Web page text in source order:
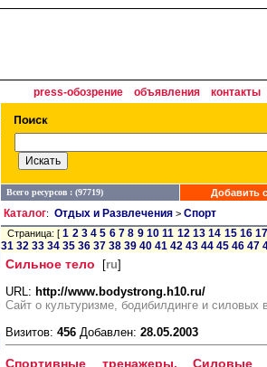
press-обозрение объявления контакты
Всего ресурсов : (97719) Добавить
Каталог: Отдых и Развлечения > Спорт
Страница: [1 2 3 4 5 6 7 8 9 10 11 12 13 14 15 16
31 32 33 34 35 36 37 38 39 40 41 42 43 44 45 46 47
Сильное тело [ru]
URL: http://www.bodystrong.h10.ru/
Сайт о культуризме, бодибилдинге и силовых
Визитов: 456 Добавлен: 28.05.2003
Спортивные тренажеры. Силовые